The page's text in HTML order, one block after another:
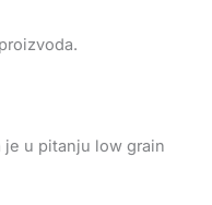
je u pitanju low grain